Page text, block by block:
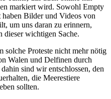
markiert wird. Sowohl Empty
Bilder und Videos von
um uns daran zu erinnern,
dieser wichtigen Sache.
solche Proteste nicht mehr nötig
Walen und Delfinen durch
sind wir entschlossen, den
die Meerestiere
sollten.